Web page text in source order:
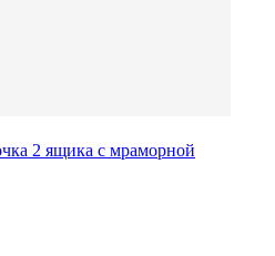
2 ящика с мраморной